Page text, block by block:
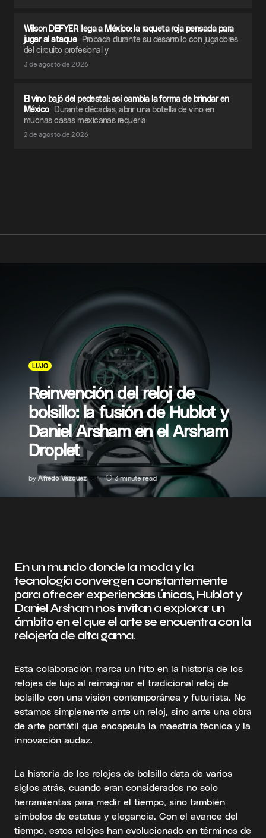
Wilson DEFYER llega a México: la raqueta roja pensada para
jugar al ataque Probada durante su desarrollo con jugadores
del circuito profesional y
3 de agosto de 2026
El vino bajó del pedestal: así cambia la forma de brindar en
México Durante décadas, abrir una botella de vino en
muchas casas mexicanas requería
2 de agosto de 2026
LUJO
Reinvención del reloj de
bolsillo: la fusión de Hublot y
Daniel Arsham en el Arsham
Droplet
by Alfredo Vázquez 3 minute read
En un mundo donde la moda y la
tecnología convergen constantemente
para ofrecer experiencias únicas, Hublot y
Daniel Arsham nos invitan a explorar un
ámbito en el que el arte se encuentra con la
relojería de alta gama.
Esta colaboración marca un hito en la historia de los
relojes de lujo al reimaginar el tradicional reloj de
bolsillo con una visión contemporánea y futurista. No
estamos simplemente ante un reloj, sino ante una obra
de arte portátil que encapsula la maestría técnica y la
innovación audaz.
La historia de los relojes de bolsillo data de varios
siglos atrás, cuando eran considerados no solo
herramientas para medir el tiempo, sino también
símbolos de estatus y elegancia. Con el avance del
tiempo, estos relojes han evolucionado en términos de